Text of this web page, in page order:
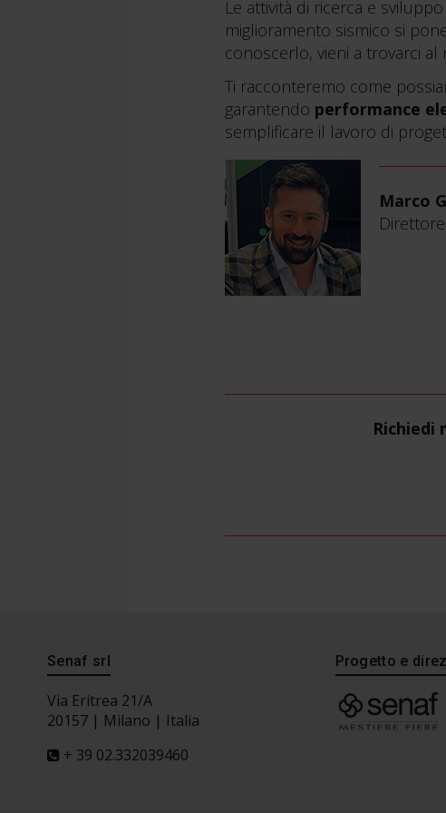
Le attività di ricerca e
miglioramento sismico si
conoscerlo, vieni a trovarci al
Ti racconteremo come
garantendo performance
semplificare il lavoro di
Marco
Richiedi
Senaf srl
Via Eritrea 21/A
20157 | Milano | Italia
+ 39 02.332039460
Progetto e